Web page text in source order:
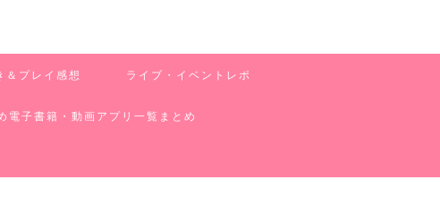
＆プレイ感想 ライブ・イベントレポ
電子書籍・動画アプリ一覧まとめ